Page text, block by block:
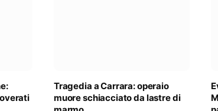
Tragedia a Carrara: operaio
muore schiacciato da lastre di